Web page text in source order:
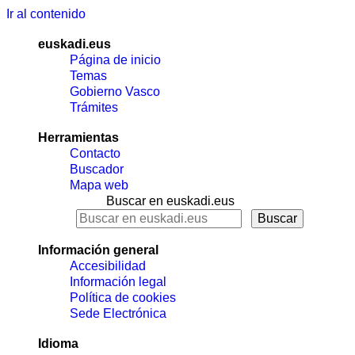
Ir al contenido
euskadi.eus
Página de inicio
Temas
Gobierno Vasco
Trámites
Herramientas
Contacto
Buscador
Mapa web
Buscar en euskadi.eus
Información general
Accesibilidad
Información legal
Política de cookies
Sede Electrónica
Idioma